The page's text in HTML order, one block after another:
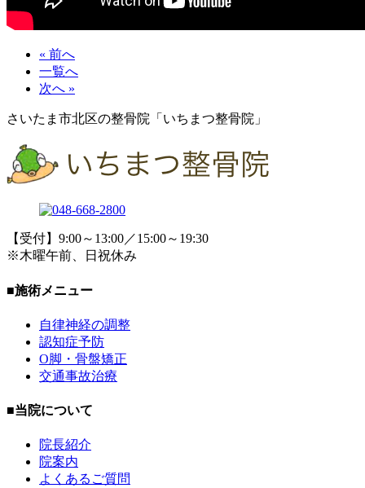
« 前へ
一覧へ
次へ »
さいたま市北区の整骨院「いちまつ整骨院」
【受付】9:00～13:00／15:00～19:30
※木曜午前、日祝休み
■施術メニュー
自律神経の調整
認知症予防
O脚・骨盤矯正
交通事故治療
■当院について
院長紹介
院案内
よくあるご質問